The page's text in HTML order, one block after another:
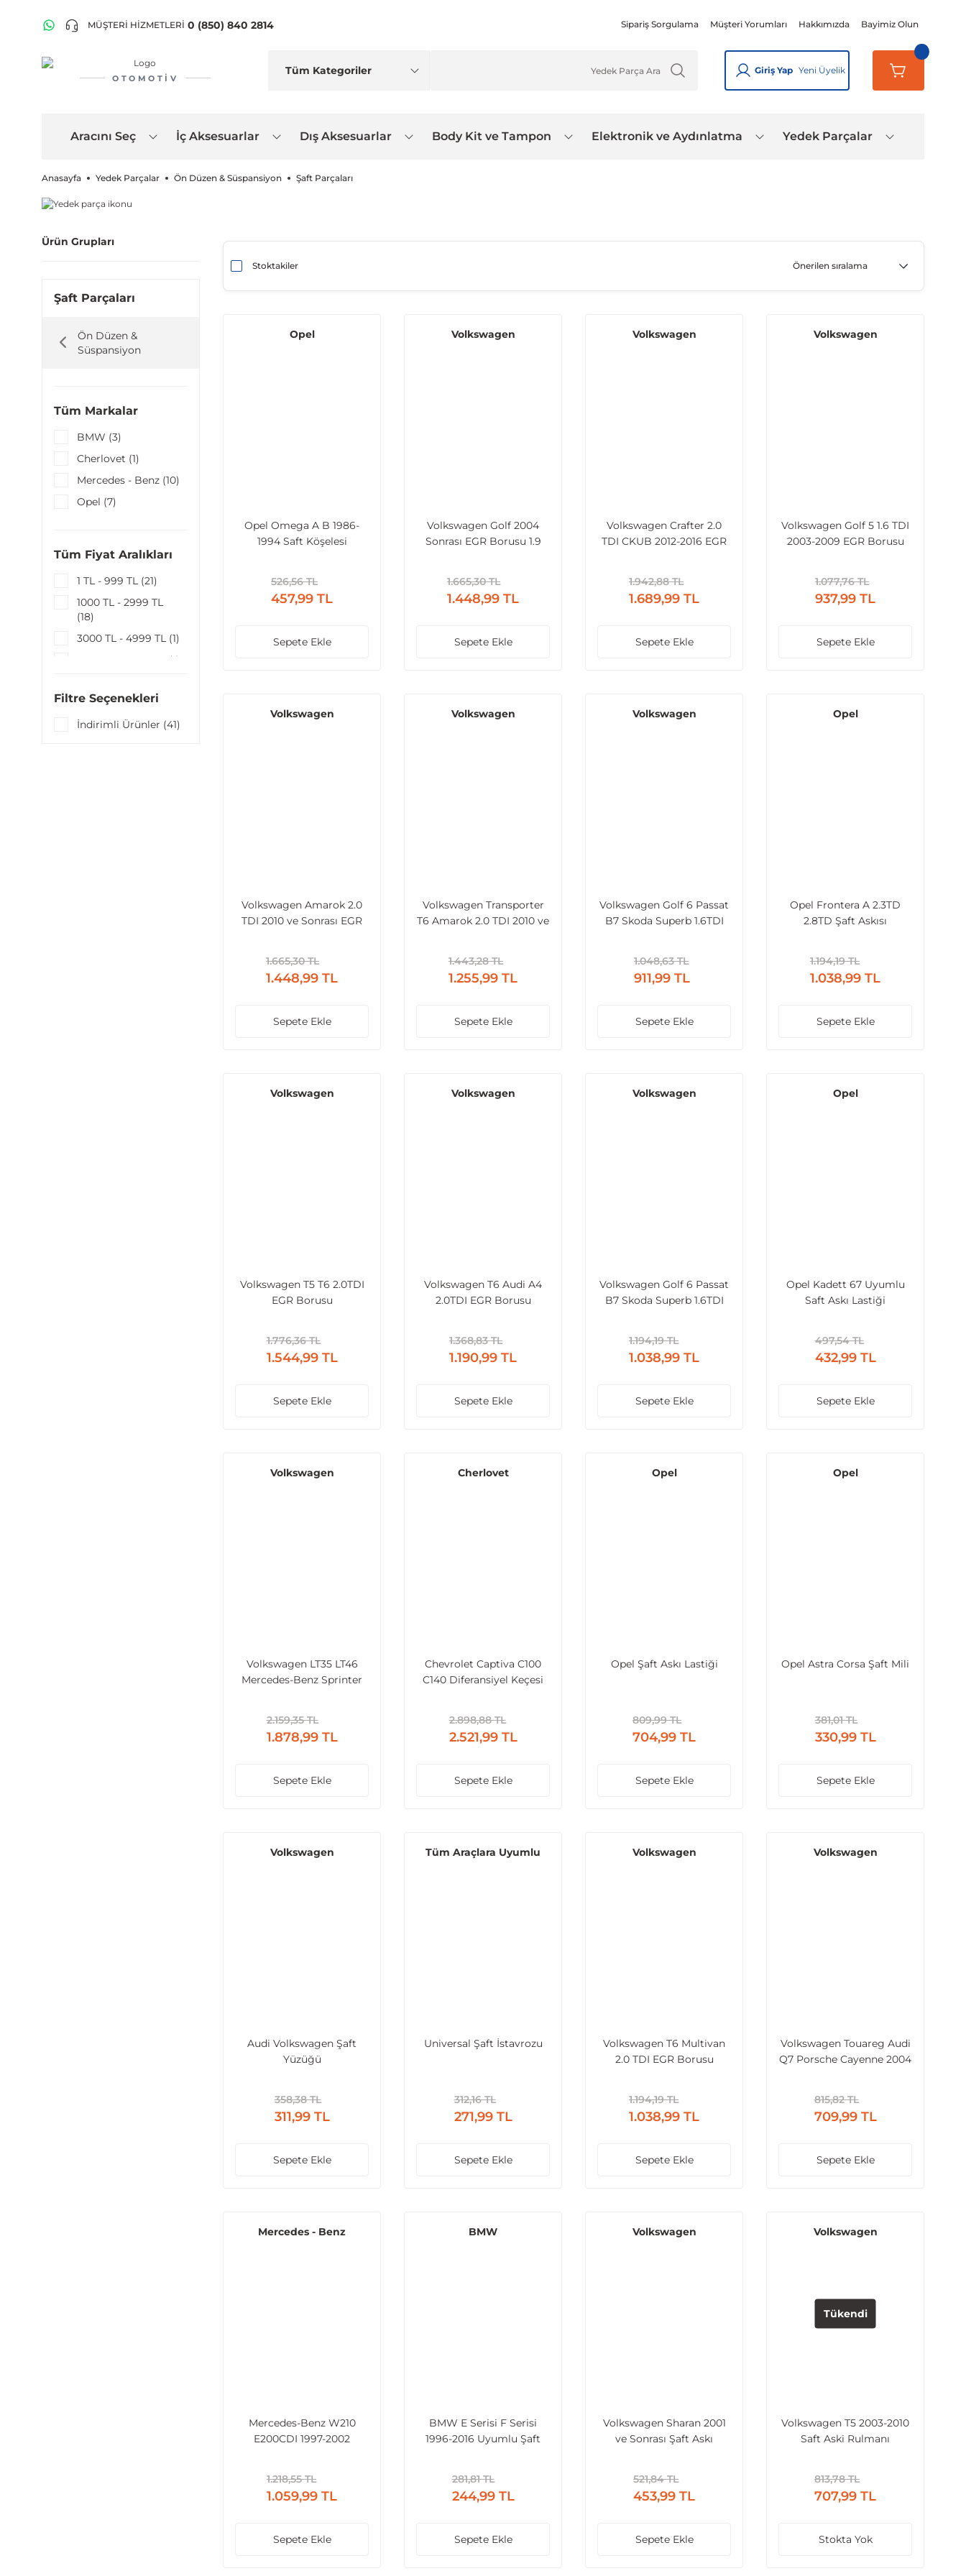
MÜŞTERİ HİZMETLERİ 0 (850) 840 2814 Sipariş Sorgulama Müşteri Yorumları Hakkımızda Bayimiz Olun
OTOMOTIV
Giriş Yap Yeni Üyelik
Aracını Seç İç Aksesuarlar Dış Aksesuarlar Body Kit ve Tampon Elektronik ve Aydınlatma Yedek Parçalar
Anasayfa Yedek Parçalar Ön Düzen & Süspansiyon Şaft Parçaları
Ürün Grupları
Şaft Parçaları
Ön Düzen &
Süspansiyon
Tüm Markalar
BMW (3)
Cherlovet (1)
Mercedes - Benz (10)
Opel (7)
Volkswagen (19)
Tüm Fiyat Aralıkları
1 TL - 999 TL (21)
1000 TL - 2999 TL
(18)
3000 TL - 4999 TL (1)
5000 TL - 9999 TL (1)
Filtre Seçenekleri
İndirimli Ürünler (41)
Stoktakiler
Opel
Opel Omega A B 1986-
1994 Saft Köşelesi
526,56 TL
457,99 TL
Sepete Ekle
Volkswagen
Volkswagen Golf 2004
Sonrası EGR Borusu 1.9
1.665,30 TL
1.448,99 TL
Sepete Ekle
Volkswagen
Volkswagen Crafter 2.0
TDI CKUB 2012-2016 EGR
1.942,88 TL
1.689,99 TL
Sepete Ekle
Volkswagen
Volkswagen Golf 5 1.6 TDI
2003-2009 EGR Borusu
1.077,76 TL
937,99 TL
Sepete Ekle
Volkswagen
Volkswagen Amarok 2.0
TDI 2010 ve Sonrası EGR
1.665,30 TL
1.448,99 TL
Sepete Ekle
Volkswagen
Volkswagen Transporter
T6 Amarok 2.0 TDI 2010 ve
1.443,28 TL
1.255,99 TL
Sepete Ekle
Volkswagen
Volkswagen Golf 6 Passat
B7 Skoda Superb 1.6TDI
1.048,63 TL
911,99 TL
Sepete Ekle
Opel
Opel Frontera A 2.3TD
2.8TD Şaft Askısı
1.194,19 TL
1.038,99 TL
Sepete Ekle
Volkswagen
Volkswagen T5 T6 2.0TDI
EGR Borusu
1.776,36 TL
1.544,99 TL
Sepete Ekle
Volkswagen
Volkswagen T6 Audi A4
2.0TDI EGR Borusu
1.368,83 TL
1.190,99 TL
Sepete Ekle
Volkswagen
Volkswagen Golf 6 Passat
B7 Skoda Superb 1.6TDI
1.194,19 TL
1.038,99 TL
Sepete Ekle
Opel
Opel Kadett 67 Uyumlu
Saft Askı Lastiği
497,54 TL
432,99 TL
Sepete Ekle
Volkswagen
Volkswagen LT35 LT46
Mercedes-Benz Sprinter
2.159,35 TL
1.878,99 TL
Sepete Ekle
Cherlovet
Chevrolet Captiva C100
C140 Diferansiyel Keçesi
2.898,88 TL
2.521,99 TL
Sepete Ekle
Opel
Opel Şaft Askı Lastiği
809,99 TL
704,99 TL
Sepete Ekle
Opel
Opel Astra Corsa Şaft Mili
381,01 TL
330,99 TL
Sepete Ekle
Volkswagen
Audi Volkswagen Şaft
Yüzüğü
358,38 TL
311,99 TL
Sepete Ekle
Tüm Araçlara Uyumlu
Universal Şaft İstаvrozu
312,16 TL
271,99 TL
Sepete Ekle
Volkswagen
Volkswagen T6 Multivan
2.0 TDI EGR Borusu
1.194,19 TL
1.038,99 TL
Sepete Ekle
Volkswagen
Volkswagen Touareg Audi
Q7 Porsche Cayenne 2004
815,82 TL
709,99 TL
Sepete Ekle
Mercedes - Benz
Mercedes-Benz W210
E200CDI 1997-2002
1.218,55 TL
1.059,99 TL
Sepete Ekle
BMW
BMW E Serisi F Serisi
1996-2016 Uyumlu Şaft
281,81 TL
244,99 TL
Sepete Ekle
Volkswagen
Volkswagen Sharan 2001
ve Sonrası Şaft Askı
521,84 TL
453,99 TL
Sepete Ekle
Tükendi
Volkswagen
Volkswagen T5 2003-2010
Saft Aski Rulmanı
813,78 TL
707,99 TL
Stokta Yok